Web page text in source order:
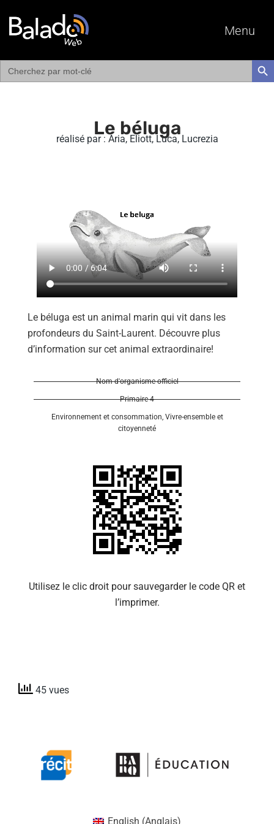
Menu
Search
for:
Le béluga
réalisé par : Aria, Eliott, Luca, Lucrezia
Le béluga est un animal marin qui vit dans les
profondeurs du Saint-Laurent. Découvre plus
d’information sur cet animal extraordinaire!
Nom d'organisme officiel
Primaire 4
Environnement et consommation Vivre-ensemble et
citoyenneté
Utilisez le clic droit pour sauvegarder le code QR et
l’imprimer.
45 vues
English (Anglais)